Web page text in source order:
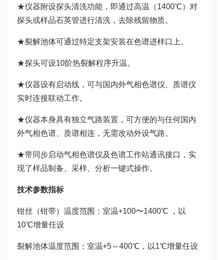
★仪器附设探头清洗功能，即通过高温（1400℃）对
探头或样品石英管进行清洗，去除残留物质。
★裂解池体可通过特定支架安装在色谱进样口上。
★探头可设10阶热裂解程序升温。
★仪器设有启动线，可与国内外气相色谱仪、质谱仪
实时连接联动工作。
★仪器本身具有独立气路装置，可方便的与任何国内
外气相色谱、质谱相连，无需改动外设气路。
★带同步启动气相色谱仪及色谱工作站通讯接口，实
现了样品制备、采样、分析一键式操作。
技术参数指标
钳丝（钳带）温度范围：室温+100〜1400℃ ，以
10℃增量任设
裂解池体温度范围：室温+5～400℃，以1℃增量任设